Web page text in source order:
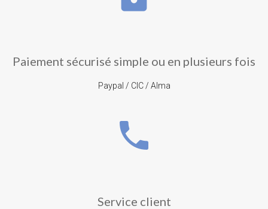
Paiement sécurisé simple ou en plusieurs fois
Paypal / CIC / Alma
phone
Service client